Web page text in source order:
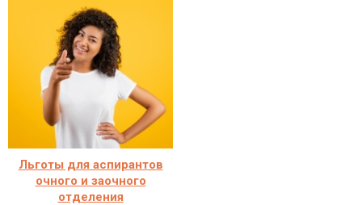
Льготы для аспирантов
очного и заочного
отделения